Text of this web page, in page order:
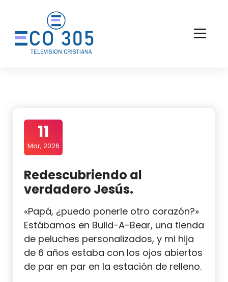
contenido
11
Mar, 2026
Redescubriendo al
verdadero Jesús.
«Papá, ¿puedo ponerle otro corazón?»
Estábamos en Build-A-Bear, una tienda
de peluches personalizados, y mi hija
de 6 años estaba con los ojos abiertos
de par en par en la estación de relleno.